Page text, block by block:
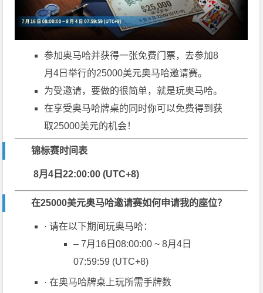
参加奥马哈并获得一张免费门票，去参加8
月4日举行的25000美元奥马哈邀请赛。
为受邀请，要做的很简单，就是玩奥马哈。
在享受奥马哈牌桌的同时你可以免费得到获
取25000美元的机会！
锦标赛时间表
8月4日22:00:00 (UTC+8)
在25000美元奥马哈邀请赛如何申请我的座位？
· 请在以下期间玩奥马哈：
– 7月16日08:00:00 ~ 8月4日
07:59:59 (UTC+8)
· 在奥马哈牌桌上玩所需手牌数